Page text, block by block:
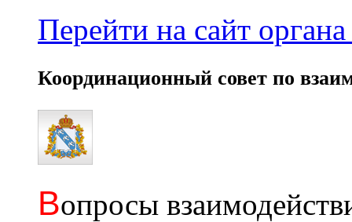
Перейти на сайт
Координационный совет по
Вопросы